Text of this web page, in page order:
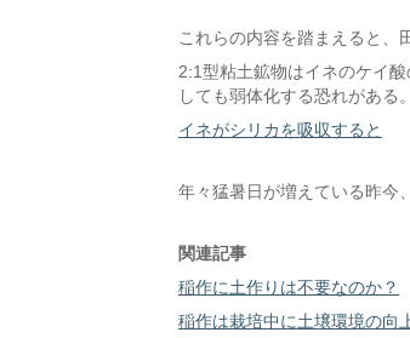
これらの内容を踏まえると、
2:1型粘土鉱物はイネのケイ
しても弱体化する恐れがある。
イネがシリカを吸収すると
年々猛暑日が増えている昨今
関連記事
稲作に土作りは不要なのか？
稲作は栽培中に土壌環境の向